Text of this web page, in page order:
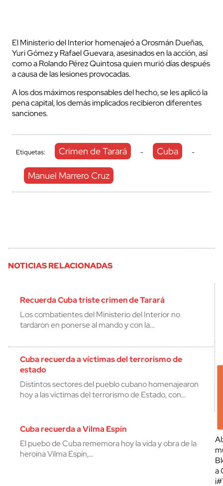
El Ministerio del Interior homenajeó a Orosmán Dueñas,
Yuri Gómez y Rafael Guevara, asesinados en la acción, así
como a Rolando Pérez Quintosa quien murió días después
a causa de las lesiones provocadas.
A los dos máximos responsables del hecho, se les aplicó la
pena capital, los demás implicados recibieron diferentes
sanciones.
Etiquetas: Crimen de Tarará - Cuba -
Manuel Marrero Cruz
NOTICIAS RELACIONADAS
Recuerda Cuba triste crimen de Tarará
Los combatientes del Ministerio del Interior no
tardaron en ponerse al mando y con la…
Cuba recuerda a víctimas del terrorismo de
estado
Distintos sectores del pueblo cubano homenajearon
hoy a las víctimas del terrorismo de Estado, con…
Cuba recuerda a Vilma Espín
El puebo de Cuba rememora hoy la vida y obra de la
heroína Vilma Espín,…
a